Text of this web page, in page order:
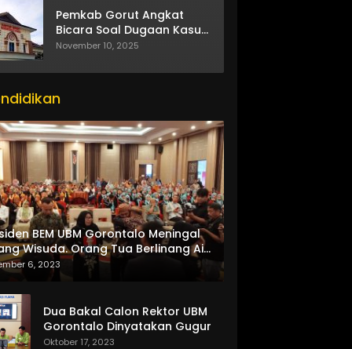
Pemkab Gorut Angkat
Bicara Soal Dugaan Kasus
Asusila Oknum ASN
November 10, 2025
BEM UBM Gorontalo Meningal
Wisuda. Orang Tua Berlinang Air
Menerima SKL dan Pemasangan
6, 2023
Dua Bakal Calon Rektor UBM
Gorontalo Dinyatakan Gugur
Oktober 17, 2023